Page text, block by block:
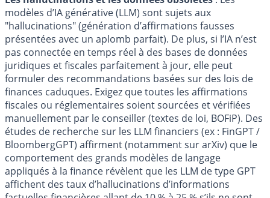
modèles d’IA générative (LLM) sont sujets aux
"hallucinations" (génération d’affirmations fausses
présentées avec un aplomb parfait). De plus, si l’IA n’est
pas connectée en temps réel à des bases de données
juridiques et fiscales parfaitement à jour, elle peut
formuler des recommandations basées sur des lois de
finances caduques. Exigez que toutes les affirmations
fiscales ou réglementaires soient sourcées et vérifiées
manuellement par le conseiller (textes de loi, BOFiP). Des
études de recherche sur les LLM financiers (ex : FinGPT /
BloombergGPT) affirment (notamment sur arXiv) que le
comportement des grands modèles de langage
appliqués à la finance révèlent que les LLM de type GPT
affichent des taux d’hallucinations d’informations